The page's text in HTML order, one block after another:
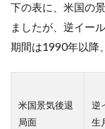
下の表に、米国の
ましたが、逆イー
期間は1990年以降
米国景気後退
局面
逆
生